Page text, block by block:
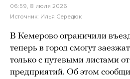
06:59, 8 июля 2026
Источник: Илья Середюк
В Кемерово ограничили
теперь в город смогут
только с путевыми листами
предприятий. Об этом